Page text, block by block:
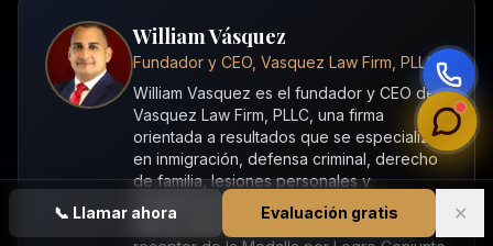
📞 Llamar ahora Evaluación gratis ✕
William Vásquez
Fundador y CEO, Vasquez Law Firm, PLLC
William Vasquez es el fundador y CEO de
Vasquez Law Firm, PLLC, una firma
orientada a resultados que se especializa
en inmigración, defensa criminal, derecho
de familia, lesiones personales y
compensación laboral. Veterano de la
Fuerza Aérea de los Estados Unidos y